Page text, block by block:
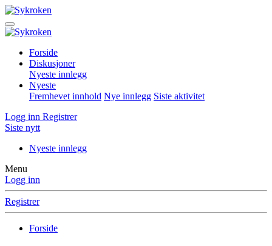
Forside
Diskusjoner
Nyeste innlegg
Nyeste
Fremhevet innhold Nye innlegg Siste aktivitet
Logg inn Registrer
Siste nytt
Nyeste innlegg
Menu
Logg inn
Registrer
Forside